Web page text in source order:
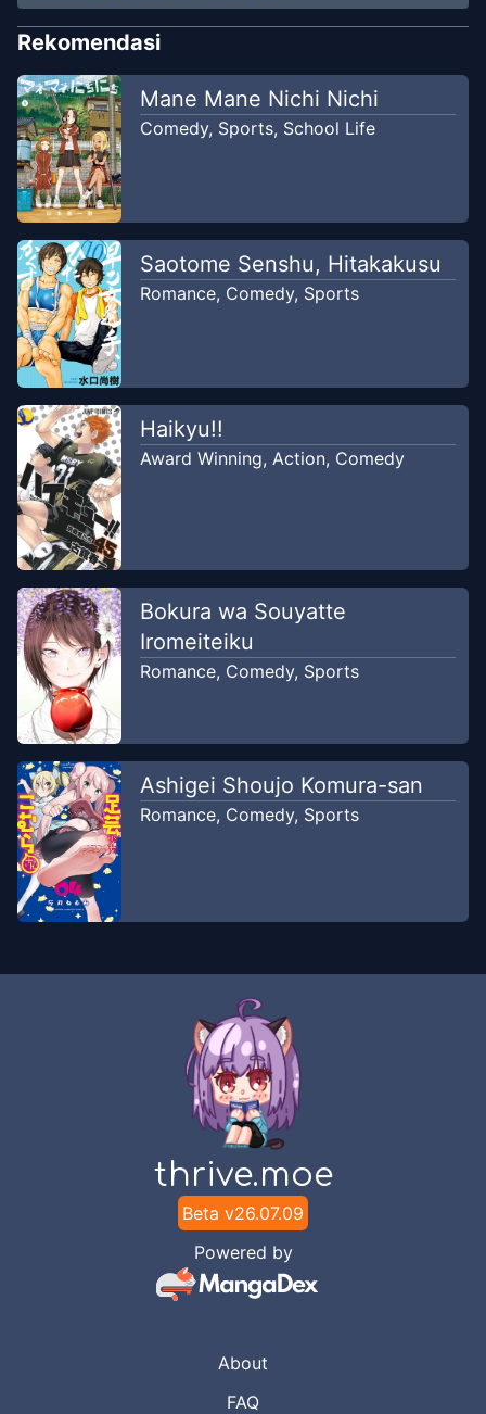
Rekomendasi
Mane Mane Nichi Nichi
Comedy, Sports, School Life
Saotome Senshu, Hitakakusu
Romance, Comedy, Sports
Haikyu!!
Award Winning, Action, Comedy
Bokura wa Souyatte
Iromeiteiku
Romance, Comedy, Sports
Ashigei Shoujo Komura-san
Romance, Comedy, Sports
thrive.moe
Beta v26.07.09
Powered by
About
FAQ